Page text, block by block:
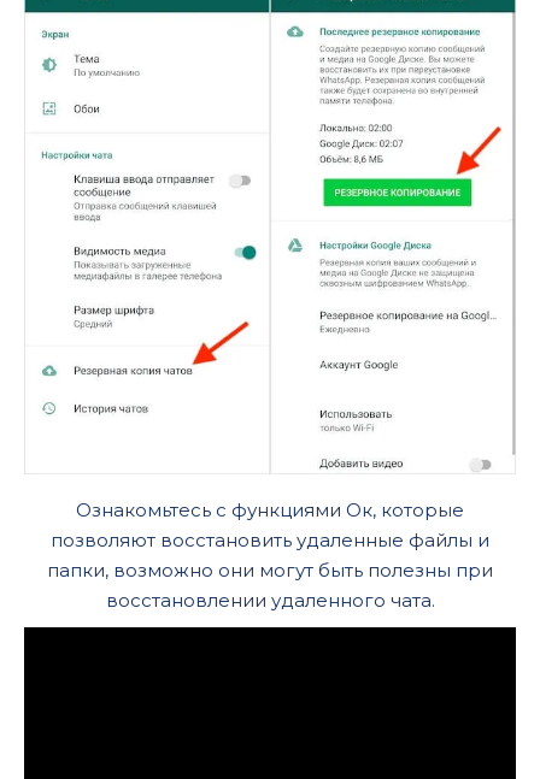
Ознакомьтесь с функциями Ок, которые
позволяют восстановить удаленные файлы и
папки, возможно они могут быть полезны при
восстановлении удаленного чата.